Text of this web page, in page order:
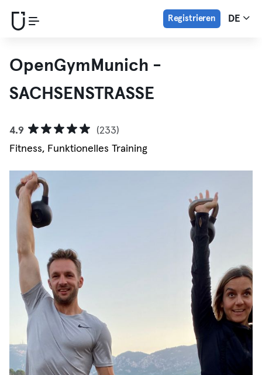
Registrieren DE
OpenGymMunich -
SACHSENSTRASSE
4.9
(233)
Fitness, Funktionelles Training